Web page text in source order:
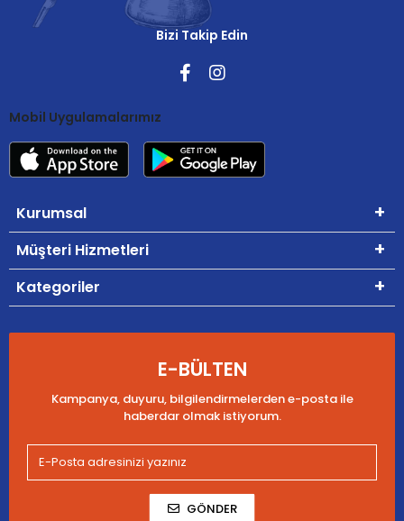
Bizi Takip Edin
Mobil Uygulamalarımız
Kurumsal
Müşteri Hizmetleri
Kategoriler
E-BÜLTEN
Kampanya, duyuru, bilgilendirmelerden e-posta ile
haberdar olmak istiyorum.
GÖNDER